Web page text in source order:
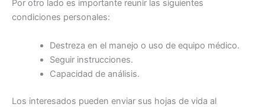
Por otro lado es importante reunir las siguientes
condiciones personales:
Destreza en el manejo o uso de equipo médico.
Seguir instrucciones.
Capacidad de análisis.
Los interesados pueden enviar sus hojas de vida al